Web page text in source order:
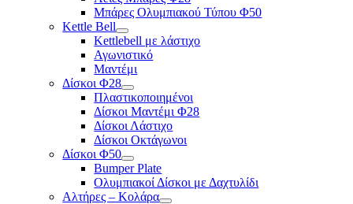
Μπάρες Ολυμπιακού Τύπου Φ50
Kettle Bell
Kettlebell με λάστιχο
Αγωνιστικό
Μαντέμι
Δίσκοι Φ28
Πλαστικοποιημένοι
Δίσκοι Μαντέμι Φ28
Δίσκοι Λάστιχο
Δίσκοι Οκτάγωνοι
Δίσκοι Φ50
Bumper Plate
Ολυμπιακοί Δίσκοι με Δαχτυλίδι
Αλτήρες – Κολάρα